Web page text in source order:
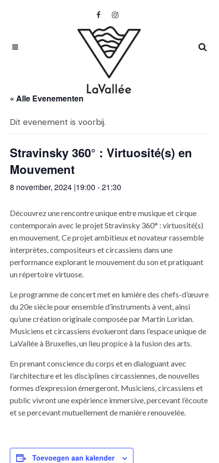
« Alle Evenementen
Dit evenement is voorbij.
Stravinsky 360° : Virtuosité(s) en
Mouvement
8 november, 2024 |19:00 -21:30
Découvrez une rencontre unique entre musique et cirque
contemporain avec le projet Stravinsky 360° : virtuosité(s)
en mouvement. Ce projet ambitieux et novateur rassemble
interprètes, compositeurs et circassiens dans une
performance explorant le mouvement du son et pratiquant
un répertoire virtuose.
Le programme de concert met en lumière des chefs-d’œuvre
du 20e siècle pour ensemble d’instruments à vent, ainsi
qu’une création originale composée par Martin Loridan.
Musiciens et circassiens évolueront dans l’espace unique de
LaVallée à Bruxelles, un lieu propice à la fusion des arts.
En prenant conscience du corps et en dialoguant avec
l’architecture et les disciplines circassiennes, de nouvelles
formes d’expression émergeront. Musiciens, circassiens et
public vivront une expérience immersive, percevant l’écoute
et se percevant mutuellement de manière renouvelée.
Toevoegen aan kalender